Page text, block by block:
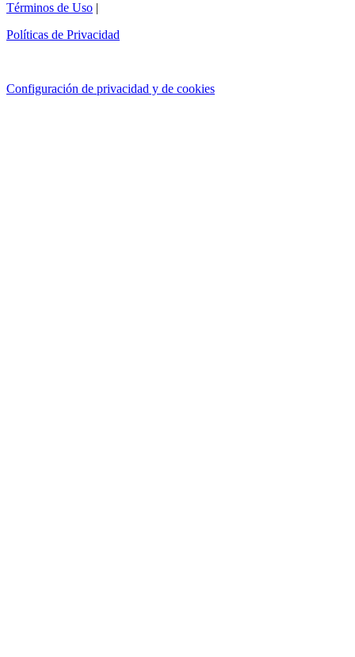
Términos de Uso |
Políticas de Privacidad
Configuración de privacidad y de cookies